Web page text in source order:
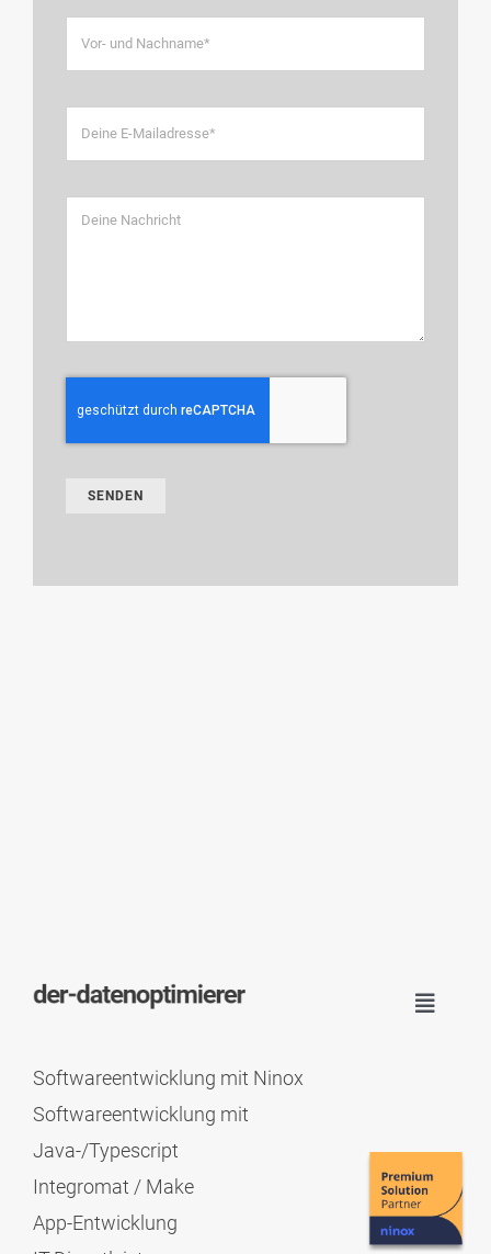
SENDEN
Toggle
Softwareentwicklung mit Ninox
Softwareentwicklung mit
Java-/Typescript
Integromat / Make
App-Entwicklung